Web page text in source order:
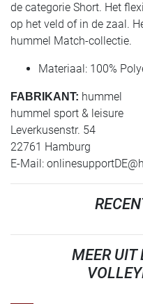
de categorie Short. Het
op het veld of in de zaal.
hummel Match-collectie.
Materiaal: 100%
FABRIKANT: hummel
hummel sport & leisure
Leverkusenstr. 54
22761 Hamburg
E-Mail:
MEER UIT